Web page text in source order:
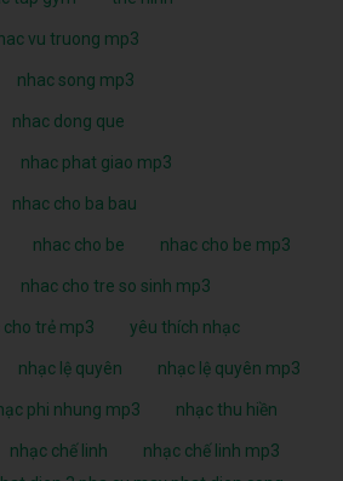
vu truong mp3
nhac song mp3
nhac dong que
nhac phat giao mp3
nhac cho ba bau
nhac cho be nhac cho be mp3
nhac cho tre so sinh mp3
cho trẻ mp3 yêu thích nhạc
nhạc lệ quyên nhạc lệ quyên mp3
phi nhung mp3 nhạc thu hiền
nhạc chế linh
nhạc chế linh mp3